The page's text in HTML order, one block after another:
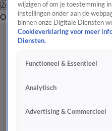
Zoeken
OverzichtEntertainment
wijzigen of om je toestemming
instellingen onder aan de
binnen onze Digitale Diensten
Cookieverklaring voor meer
Diensten.
Functioneel & Essentieel
Analytisch
Advertising & Commercieel